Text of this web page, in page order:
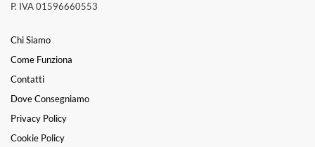
P. IVA 01596660553
Chi Siamo
Come Funziona
Contatti
Dove Consegniamo
Privacy Policy
Cookie Policy